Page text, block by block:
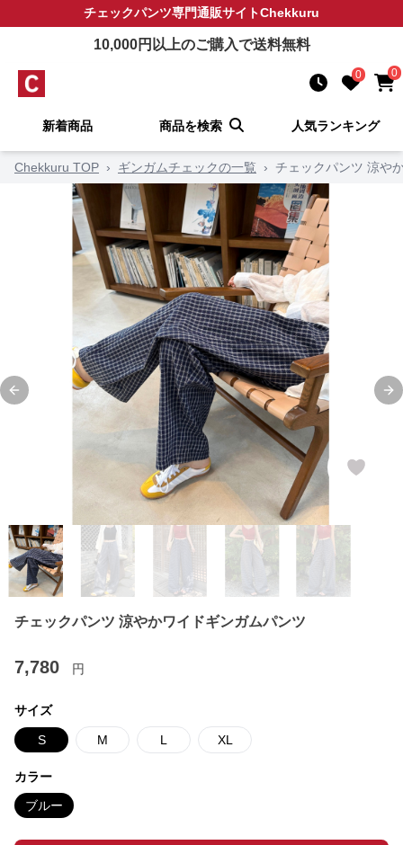
チェックパンツ専門通販サイトChekkuru
10,000円以上のご購入で送料無料
0 0
新着商品 商品を検索 人気ランキング
Chekkuru TOP › ギンガムチェックの一覧 › チェックパンツ 涼や
Previous slide
チェックパンツ 涼やかワイドギンガムパンツ
7,780 円
サイズ
S M L XL
カラー
ブルー